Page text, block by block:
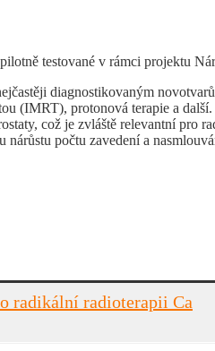
testované v rámci projektu
diagnostikovaným
(IMRT), protonová terapie a
což je zvláště relevantní pro
počtu zavedení a
radikální radioterapii Ca